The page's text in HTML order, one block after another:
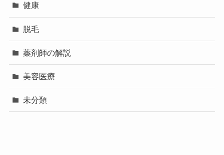
健康
脱毛
薬剤師の解説
美容医療
未分類